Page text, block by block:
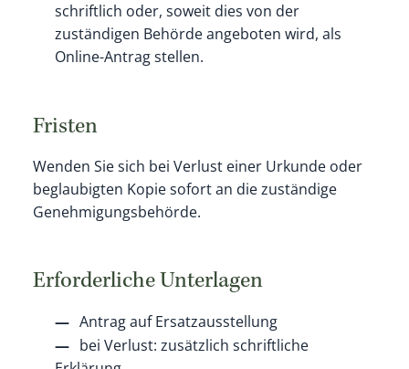
schriftlich oder, soweit dies von der
zuständigen Behörde angeboten wird, als
Online-Antrag stellen.
Fristen
Wenden Sie sich bei Verlust einer Urkunde oder
beglaubigten Kopie sofort an die zuständige
Genehmigungsbehörde.
Erforderliche Unterlagen
Antrag auf Ersatzausstellung
bei Verlust: zusätzlich schriftliche